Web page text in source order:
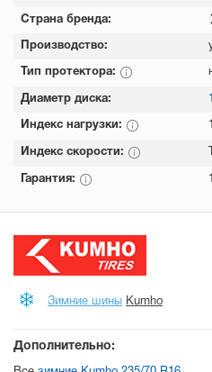
Страна бренда:
Производство:
Тип протектора:
Диаметр диска:
Индекс нагрузки:
Индекс скорости:
Гарантия:
Зимние шины Kumho
Дополнительно: